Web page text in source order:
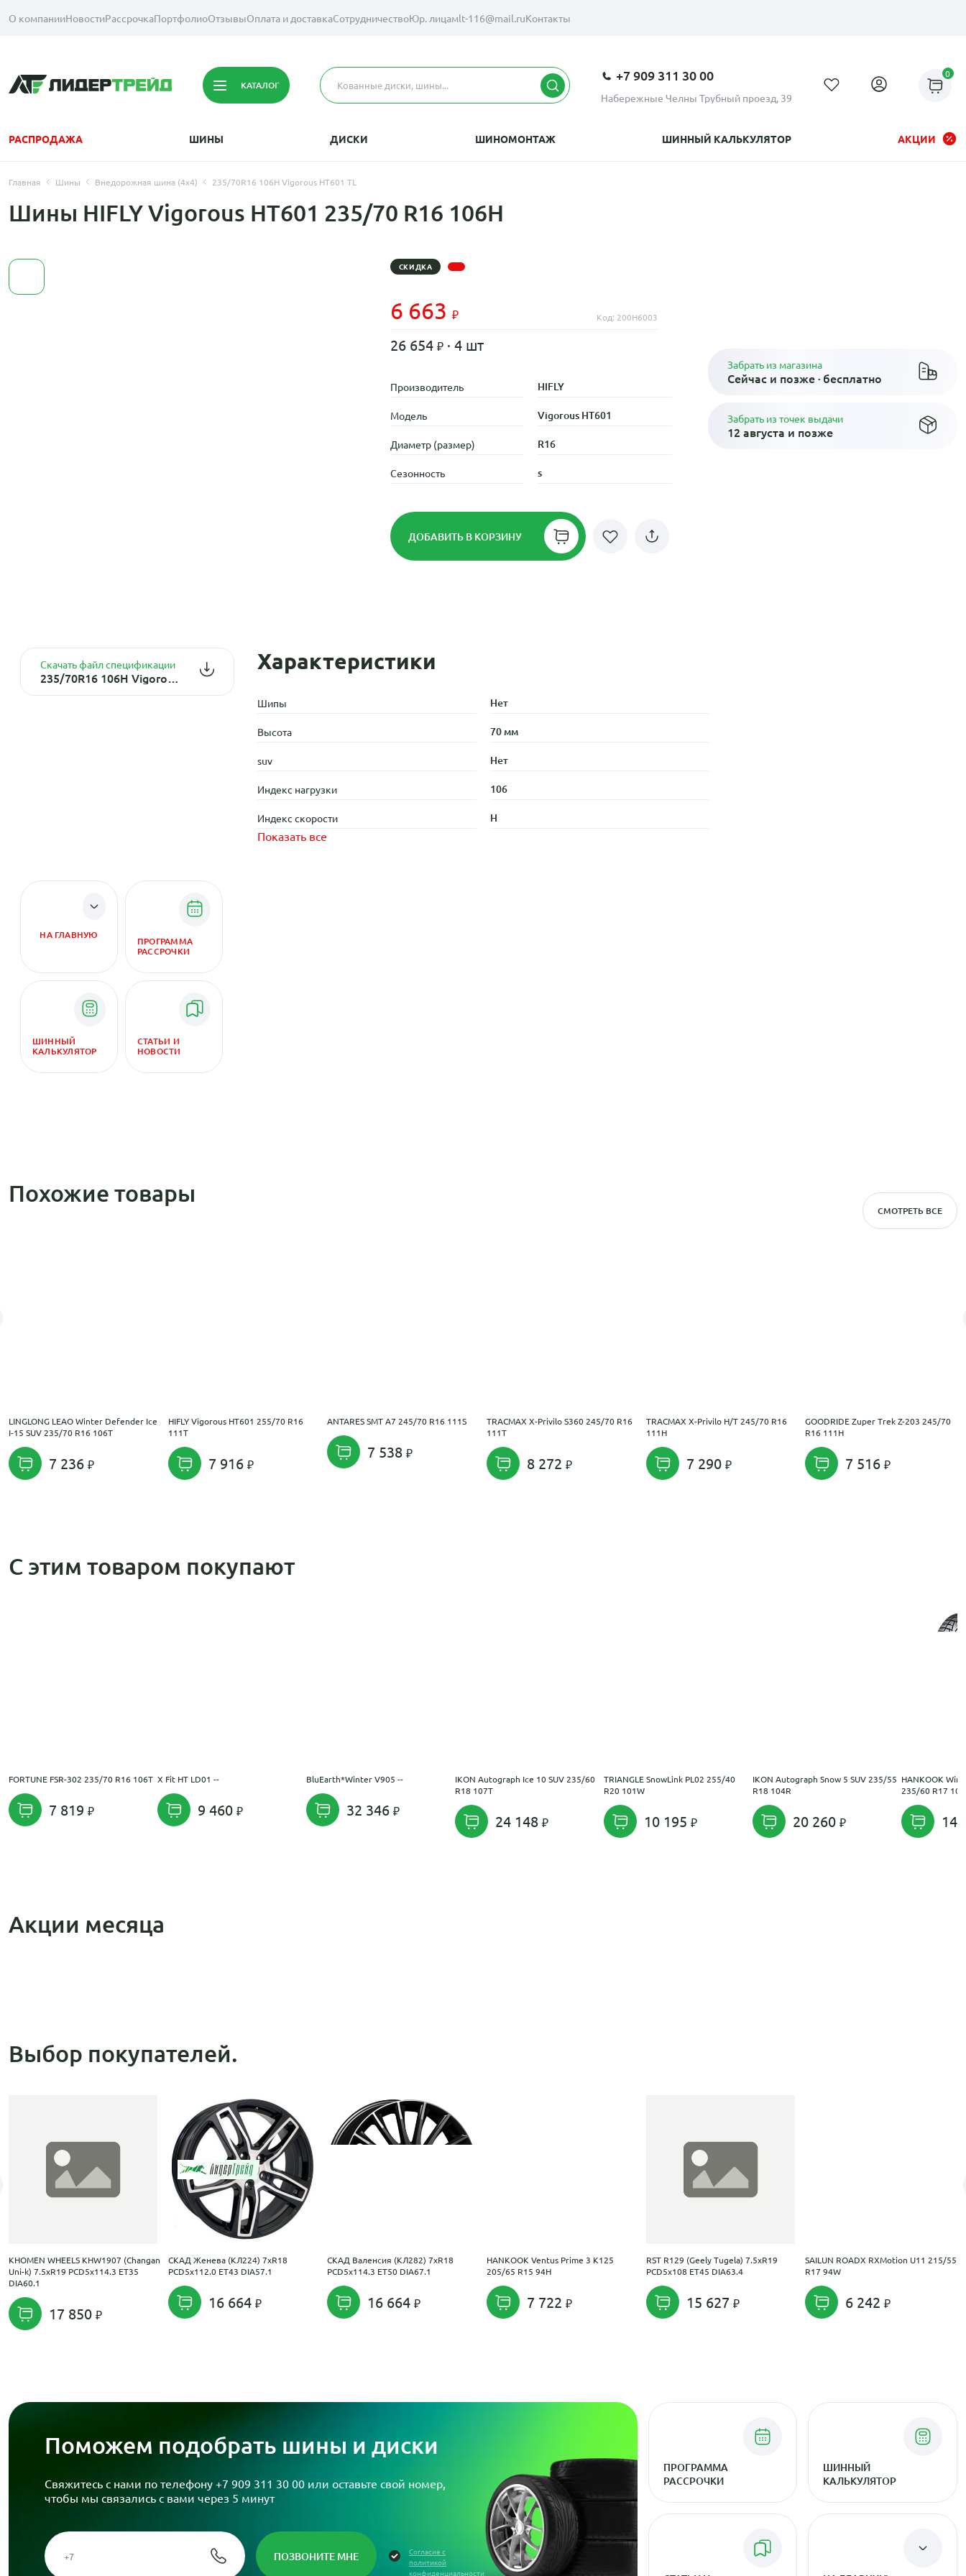
О компанииНовостиРассрочкаПортфолиоОтзывыОплата и доставкаСотрудничествоЮр. лицамlt-116@mail.ruКонтакты
КАТАЛОГ
+7 909 311 30 00
Набережные Челны Трубный проезд, 39
0
РАСПРОДАЖА ШИНЫ ДИСКИ ШИНОМОНТАЖ ШИННЫЙ КАЛЬКУЛЯТОР АКЦИИ
Главная Шины Внедорожная шина (4х4) 235/70R16 106H Vigorous HT601 TL
Шины HIFLY Vigorous HT601 235/70 R16 106H
СКИДКА
6 663 Код: 200H6003
26 654 · 4 шт
Производитель HIFLY
Модель Vigorous HT601
Диаметр (размер) R16
Сезонность s
ДОБАВИТЬ В КОРЗИНУ
Забрать из магазина
Сейчас и позже · бесплатно
Забрать из точек выдачи
12 августа и позже
Скачать файл спецификации
235/70R16 106H Vigorous HT601 TL
Характеристики
Шипы Нет
Высота 70 мм
suv Нет
Индекс нагрузки 106
Индекс скорости H
Показать все
НА ГЛАВНУЮ
ПРОГРАММА
РАССРОЧКИ
ШИННЫЙ
КАЛЬКУЛЯТОР
СТАТЬИ И
НОВОСТИ
Похожие товары
СМОТРЕТЬ ВСЕ
LINGLONG LEAO Winter Defender Ice
I-15 SUV 235/70 R16 106T
7 236
HIFLY Vigorous HT601 255/70 R16
111T
7 916
ANTARES SMT A7 245/70 R16 111S
7 538
TRACMAX X-Privilo S360 245/70 R16
111T
8 272
TRACMAX X-Privilo H/T 245/70 R16
111H
7 290
GOODRIDE Zuper Trek Z-203 245/70
R16 111H
7 516
С этим товаром покупают
FORTUNE FSR-302 235/70 R16 106T
7 819
X Fit HT LD01 --
9 460
BluEarth*Winter V905 --
32 346
IKON Autograph Ice 10 SUV 235/60
R18 107T
24 148
TRIANGLE SnowLink PL02 255/40
R20 101W
10 195
IKON Autograph Snow 5 SUV 235/55
R18 104R
20 260
HANKOOK
235/60 R17
14
Акции месяца
Выбор покупателей.
KHOMEN WHEELS KHW1907 (Changan
Uni-k) 7.5xR19 PCD5x114.3 ET35
DIA60.1
17 850
СКАД Женева (КЛ224) 7xR18
PCD5x112.0 ET43 DIA57.1
16 664
СКАД Валенсия (КЛ282) 7xR18
PCD5x114.3 ET50 DIA67.1
16 664
HANKOOK Ventus Prime 3 K125
205/65 R15 94H
7 722
RST R129 (Geely Tugela) 7.5xR19
PCD5x108 ET45 DIA63.4
15 627
SAILUN ROADX RXMotion U11 215/55
R17 94W
6 242
Поможем подобрать шины и диски
Свяжитесь с нами по телефону +7 909 311 30 00 или оставьте свой номер,
чтобы мы связались с вами через 5 минут
Согласие с
политикой
конфиденциальности
ПРОГРАММА
РАССРОЧКИ
ШИННЫЙ
КАЛЬКУЛЯТОР